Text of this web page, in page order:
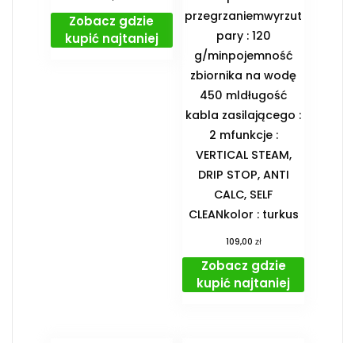
Zobacz gdzie
kupić najtaniej
przegrzaniemwyrzut
pary : 120
g/minpojemność
zbiornika na wodę
450 mldługość
kabla zasilającego :
2 mfunkcje :
VERTICAL STEAM,
DRIP STOP, ANTI
CALC, SELF
CLEANkolor : turkus
109,00 zł
Zobacz gdzie
kupić najtaniej